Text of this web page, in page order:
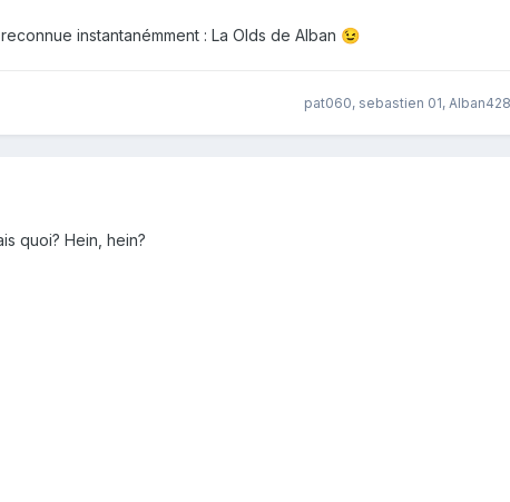
instantanémment : La Olds de Alban 😉
pat060, sebastien 01,
quoi? Hein, hein?